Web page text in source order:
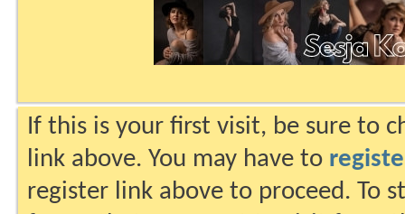
If this is your first visit, be sure to
link above. You may have to
register link above to proceed. To